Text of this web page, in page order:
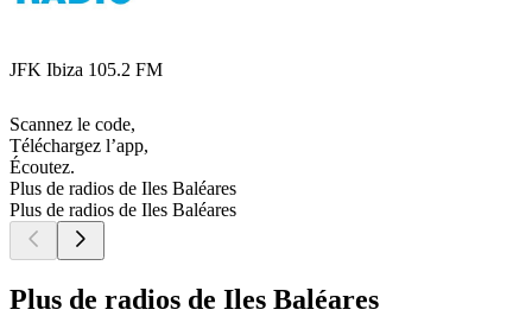
JFK Ibiza 105.2 FM
Scannez le code,
Téléchargez l’app,
Écoutez.
Plus de radios de Iles Baléares
Plus de radios de Iles Baléares
Plus de radios de Iles Baléares